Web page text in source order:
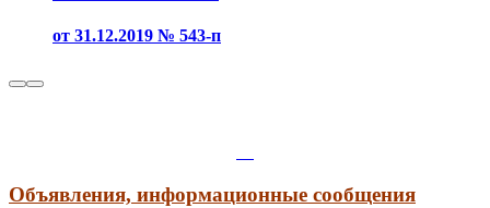
от 31.12.2019 № 543-п
Объявления, информационные сообщения